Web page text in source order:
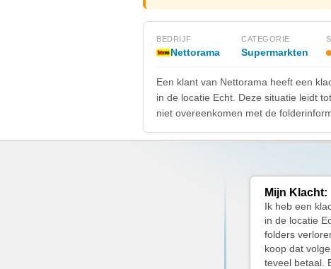
BEDRIJF
Nettorama
CATEGORIE
Supermarkten
Een klant van Nettorama heeft een
in de locatie Echt. Deze situatie leidt
niet overeenkomen met de
Mijn Klacht:
Ik heb een
in de locatie
folders
koop dat
teveel betaal.